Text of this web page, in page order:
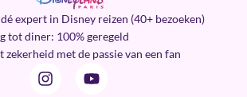
expert in Disney reizen (40+ bezoeken)
tot diner: 100% geregeld
zekerheid met de passie van een fan